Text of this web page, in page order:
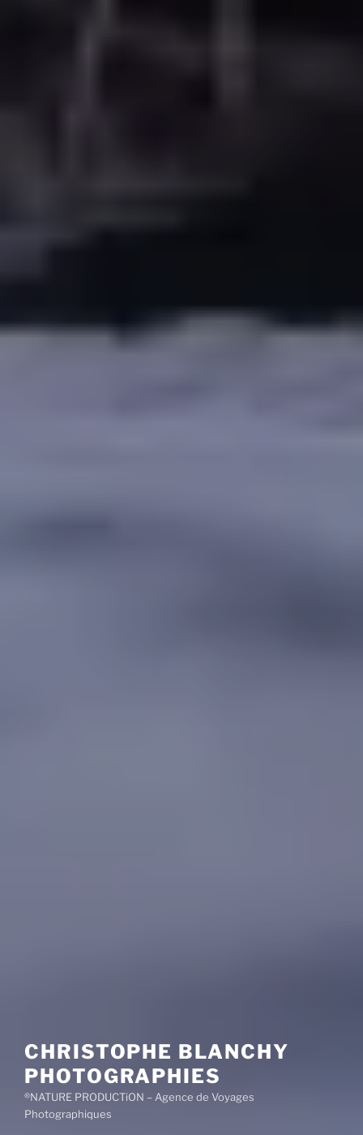
CHRISTOPHE BLANCHY
PHOTOGRAPHIES
®NATURE PRODUCTiON – Agence de Voyages
Photographiques